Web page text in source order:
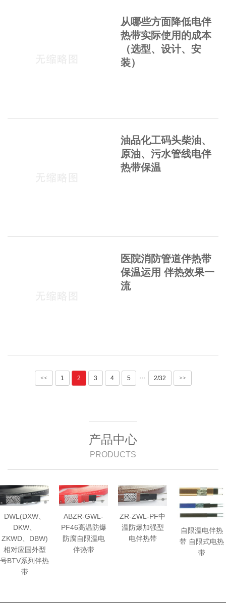
从哪些方面降低电伴
热带实际使用的成本
（选型、设计、安
装）
油品化工码头柴油、
原油、污水管线电伴
热带保温
医院消防管道伴热带
保温运用 伴热效果一
流
<< 1 2 3 4 5 ··· 2/32 >>
产品中心
PRODUCTS
DWL(DXW、
DKW、
ZKWD、DBW)
相对应国外型
号BTV系列伴热
带
ABZR-GWL-
PF46高温防爆
防腐自限温电
伴热带
ZR-ZWL-PF中
温防爆加强型
电伴热带
自限温电伴热
带 自限式电热
带